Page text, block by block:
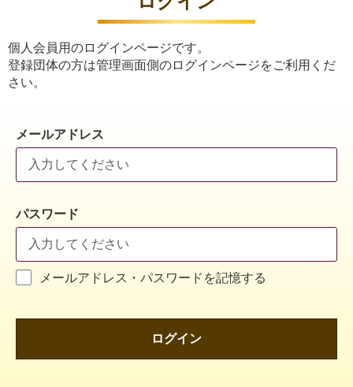
個人会員用のログインページです。
登録団体の方は管理画面側のログインページをご利用くだ
さい。
メールアドレス
パスワード
メールアドレス・パスワードを記憶する
ログイン